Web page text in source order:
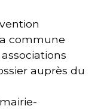
commune
auprès du